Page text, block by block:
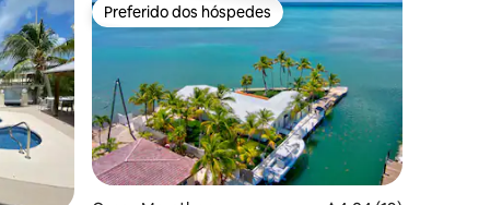
Preferido dos hóspedes
Preferido dos hóspedes